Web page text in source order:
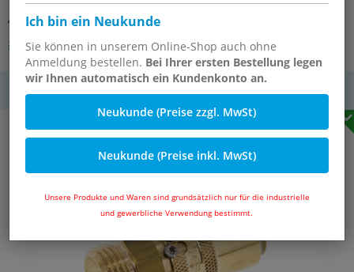
Ich bin ein Neukunde
Sie können in unserem Online-Shop auch ohne
Anmeldung bestellen. Bei Ihrer ersten Bestellung legen
wir Ihnen automatisch ein Kundenkonto an.
Neukunde (Preise zzgl. MwSt)
Neukunde (Preise inkl. MwSt)
Unsere Produkte und Waren sind grundsätzlich nur für die industrielle
und gewerbliche Verwendung bestimmt.
Artikelnummer: KDTG 13/12 BA-S
Andere Varianten des Artikels
MwSt.